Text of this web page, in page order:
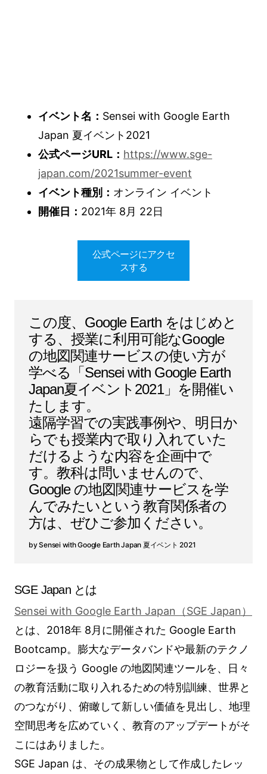
イベント名： Sensei with Google Earth
Japan 夏イベント2021
公式ページURL： https://www.sge-
japan.com/2021summer-event
イベント種別： オンライン イベント
開催日： 2021年 8月 22日
公式ページにアクセ
スする
この度、Google Earth をはじめと
する、授業に利用可能なGoogle
の地図関連サービスの使い方が
学べる「Sensei with Google Earth
Japan夏イベント2021」を開催い
たします。
遠隔学習での実践事例や、明日か
らでも授業内で取り入れていた
だけるような内容を企画中で
す。教科は問いませんので、
Google の地図関連サービスを学
んでみたいという教育関係者の
方は、ぜひご参加ください。
Sensei with Google Earth Japan 夏イベント 2021
SGE Japan とは
Sensei with Google Earth Japan（SGE Japan）
とは、2018年 8月に開催された Google Earth
Bootcamp。膨大なデータバンドや最新のテクノ
ロジーを扱う Google の地図関連ツールを、日々
の教育活動に取り入れるための特別訓練、世界と
のつながり、俯瞰して新しい価値を見出し、地理
空間思考を広めていく、教育のアップデートがそ
こにはありました。
SGE Japan は、その成果物として作成したレッ